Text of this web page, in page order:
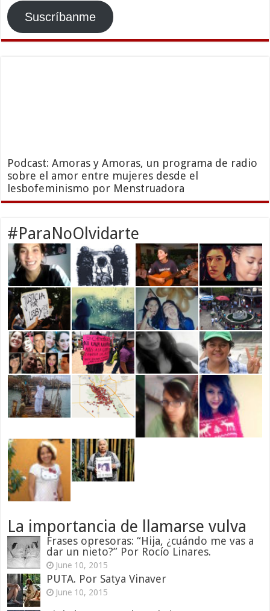
Suscríbanme
Podcast: Amoras y Amoras, un programa de radio
sobre el amor entre mujeres desde el
lesbofeminismo por Menstruadora
#ParaNoOlvidarte
La importancia de llamarse vulva
Frases opresoras: “Hija, ¿cuándo me vas a
dar un nieto?” Por Rocío Linares.
June 10, 2015
PUTA. Por Satya Vinaver
June 10, 2015